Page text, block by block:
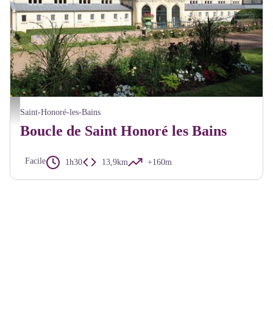
Thermes de Saint-Honoré les Bains - Alain Millot Parc du Morvan
Saint-Honoré-les-Bains
Boucle de Saint Honoré les Bains
Facile 1h30 13,9km +160m